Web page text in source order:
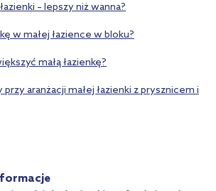
– lepszy niż wanna?
w małej łazience w bloku?
małą łazienkę?
aranżacji małej łazienki z prysznicem i